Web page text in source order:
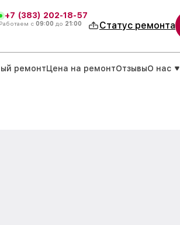
+7 (383) 202-18-57
Работаем с 09:00 до 21:00 Статус ремонта
ремонтЦена на ремонтОтзывыО нас